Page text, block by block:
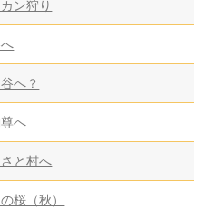
ン狩り
へ？
へ
と村へ
桜（秋）